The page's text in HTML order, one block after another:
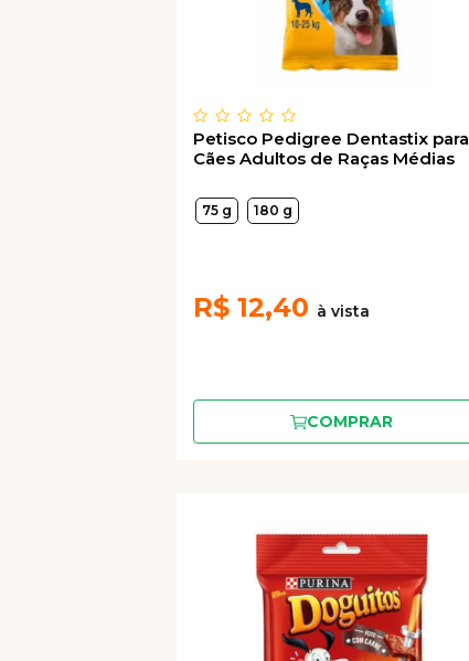
Petisco Pedigree Dentastix para
Cães Adultos de Raças Médias
75 g 180 g
R$ 12,40
COMPRAR